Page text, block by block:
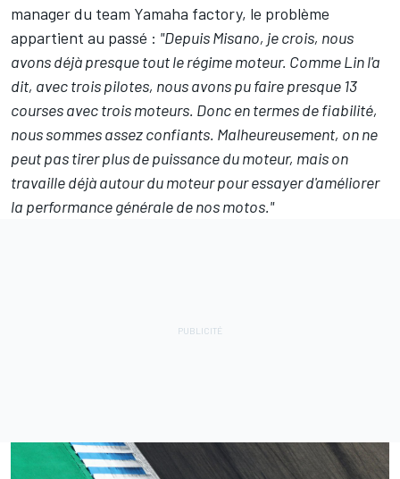
manager du team Yamaha factory, le problème
appartient au passé : "Depuis Misano, je crois, nous
avons déjà presque tout le régime moteur. Comme Lin l'a
dit, avec trois pilotes, nous avons pu faire presque 13
courses avec trois moteurs. Donc en termes de fiabilité,
nous sommes assez confiants. Malheureusement, on ne
peut pas tirer plus de puissance du moteur, mais on
travaille déjà autour du moteur pour essayer d'améliorer
la performance générale de nos motos."